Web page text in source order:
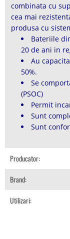
combinata cu
cea mai
produsa cu
Bateriile
20 de ani in
Au
50%.
Se
(PSOC)
Permit
Sunt
Sunt
Producator:
Brand:
Utilizari: